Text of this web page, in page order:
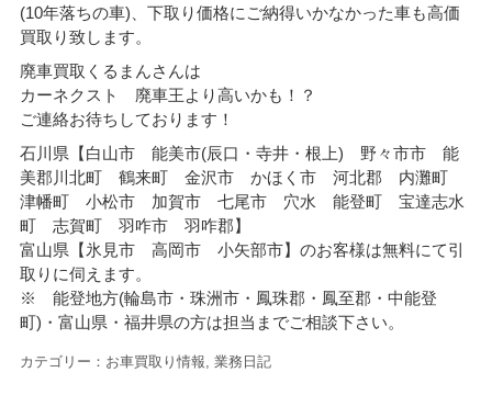
(10年落ちの車)、下取り価格にご納得いかなかった車も高価
買取り致します。
廃車買取くるまんさんは
カーネクスト 廃車王より高いかも！？
ご連絡お待ちしております！
石川県【白山市 能美市(辰口・寺井・根上) 野々市市 能
美郡川北町 鶴来町 金沢市 かほく市 河北郡 内灘町
津幡町 小松市 加賀市 七尾市 穴水 能登町 宝達志水
町 志賀町 羽咋市 羽咋郡】
富山県【氷見市 高岡市 小矢部市】のお客様は無料にて引
取りに伺えます。
※ 能登地方(輪島市・珠洲市・ 鳳珠郡・鳳至郡・中能登
町)・富山県・福井県の方は担当までご相談下さい。
カテゴリー： お車買取り情報, 業務日記